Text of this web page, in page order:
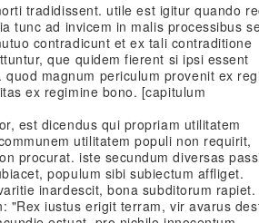
tradidissent. utile est igitur quando
tunc ad invicem in malis processibus
contradicunt et ex tali contraditione
que quidem fierent si ipsi essent
quod magnum periculum provenit ex
ex regimine bono. [capitulum
est dicendus qui propriam utilitatem
utilitatem populi non requirit,
procurat. iste secundum diversas
populum sibi subiectum affliget.
inardescit, bona subditorum rapiet.
"Rex iustus erigit terram, vir avarus